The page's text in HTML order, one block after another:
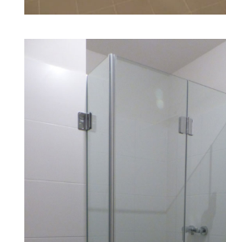
Glasdusche